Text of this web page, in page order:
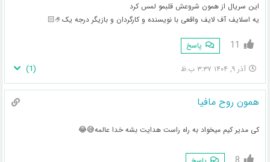
این سریال از همون شروعش قلبمو لمس کرد
یه اسلایف آف لایف واقعی با نویسنده و کارگردان و بازیگر درجه یک🤌🏻
11 پاسخ
آذر ۹, ۱۴۰۴ ۳:۳۷ ب.ظ (
1
)
همون روح مافیا
کی مدیر کیم میخواد به راه راست هدایت بشه خدا عالمه😅😂